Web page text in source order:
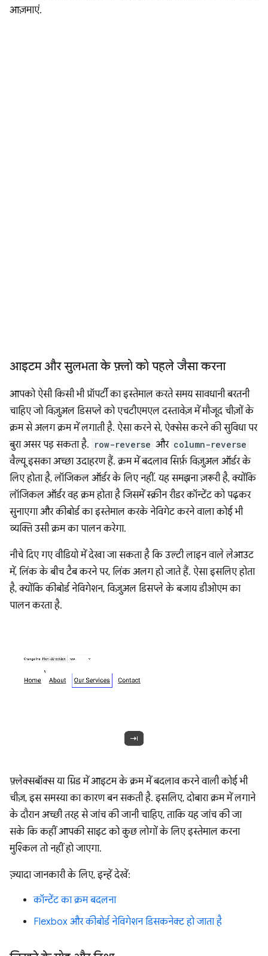
आज़माएं.
आइटम और सुलभता के फ़्लो को पहले जैसा करना
आपको ऐसी किसी भी प्रॉपर्टी का इस्तेमाल करते समय सावधानी बरतनी
चाहिए जो विज़ुअल डिसप्ले को एचटीएमएल दस्तावेज़ में मौजूद चीज़ों के
क्रम से अलग क्रम में लगाती है. ऐसा करने से, ऐक्सेस करने की सुविधा पर
बुरा असर पड़ सकता है. row-reverse और column-reverse
वैल्यू इसका अच्छा उदाहरण हैं. क्रम में बदलाव सिर्फ़ विज़ुअल ऑर्डर के
लिए होता है, लॉजिकल ऑर्डर के लिए नहीं. यह समझना ज़रूरी है, क्योंकि
लॉजिकल ऑर्डर वह क्रम होता है जिसमें स्क्रीन रीडर कॉन्टेंट को पढ़कर
सुनाएगा और कीबोर्ड का इस्तेमाल करके नेविगेट करने वाला कोई भी
व्यक्ति उसी क्रम का पालन करेगा.
नीचे दिए गए वीडियो में देखा जा सकता है कि उल्टी लाइन वाले लेआउट
में, लिंक के बीच टैब करने पर, लिंक अलग हो जाते हैं. ऐसा इसलिए होता
है, क्योंकि कीबोर्ड नेविगेशन, विज़ुअल डिसप्ले के बजाय डीओएम का
पालन करता है.
फ़्लेक्सबॉक्स या ग्रिड में आइटम के क्रम में बदलाव करने वाली कोई भी
चीज़, इस समस्या का कारण बन सकती है. इसलिए, दोबारा क्रम में लगाने
के दौरान अच्छी तरह से जांच की जानी चाहिए, ताकि यह जांच की जा
सके कि कहीं आपकी साइट को कुछ लोगों के लिए इस्तेमाल करना
मुश्किल तो नहीं हो जाएगा.
ज़्यादा जानकारी के लिए, इन्हें देखें:
कॉन्टेंट का क्रम बदलना
Flexbox और कीबोर्ड नेविगेशन डिसकनेक्ट हो जाता है